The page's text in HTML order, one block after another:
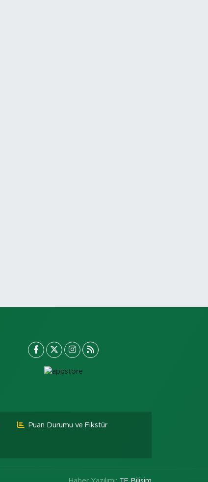
Puan Durumu ve Fikstür